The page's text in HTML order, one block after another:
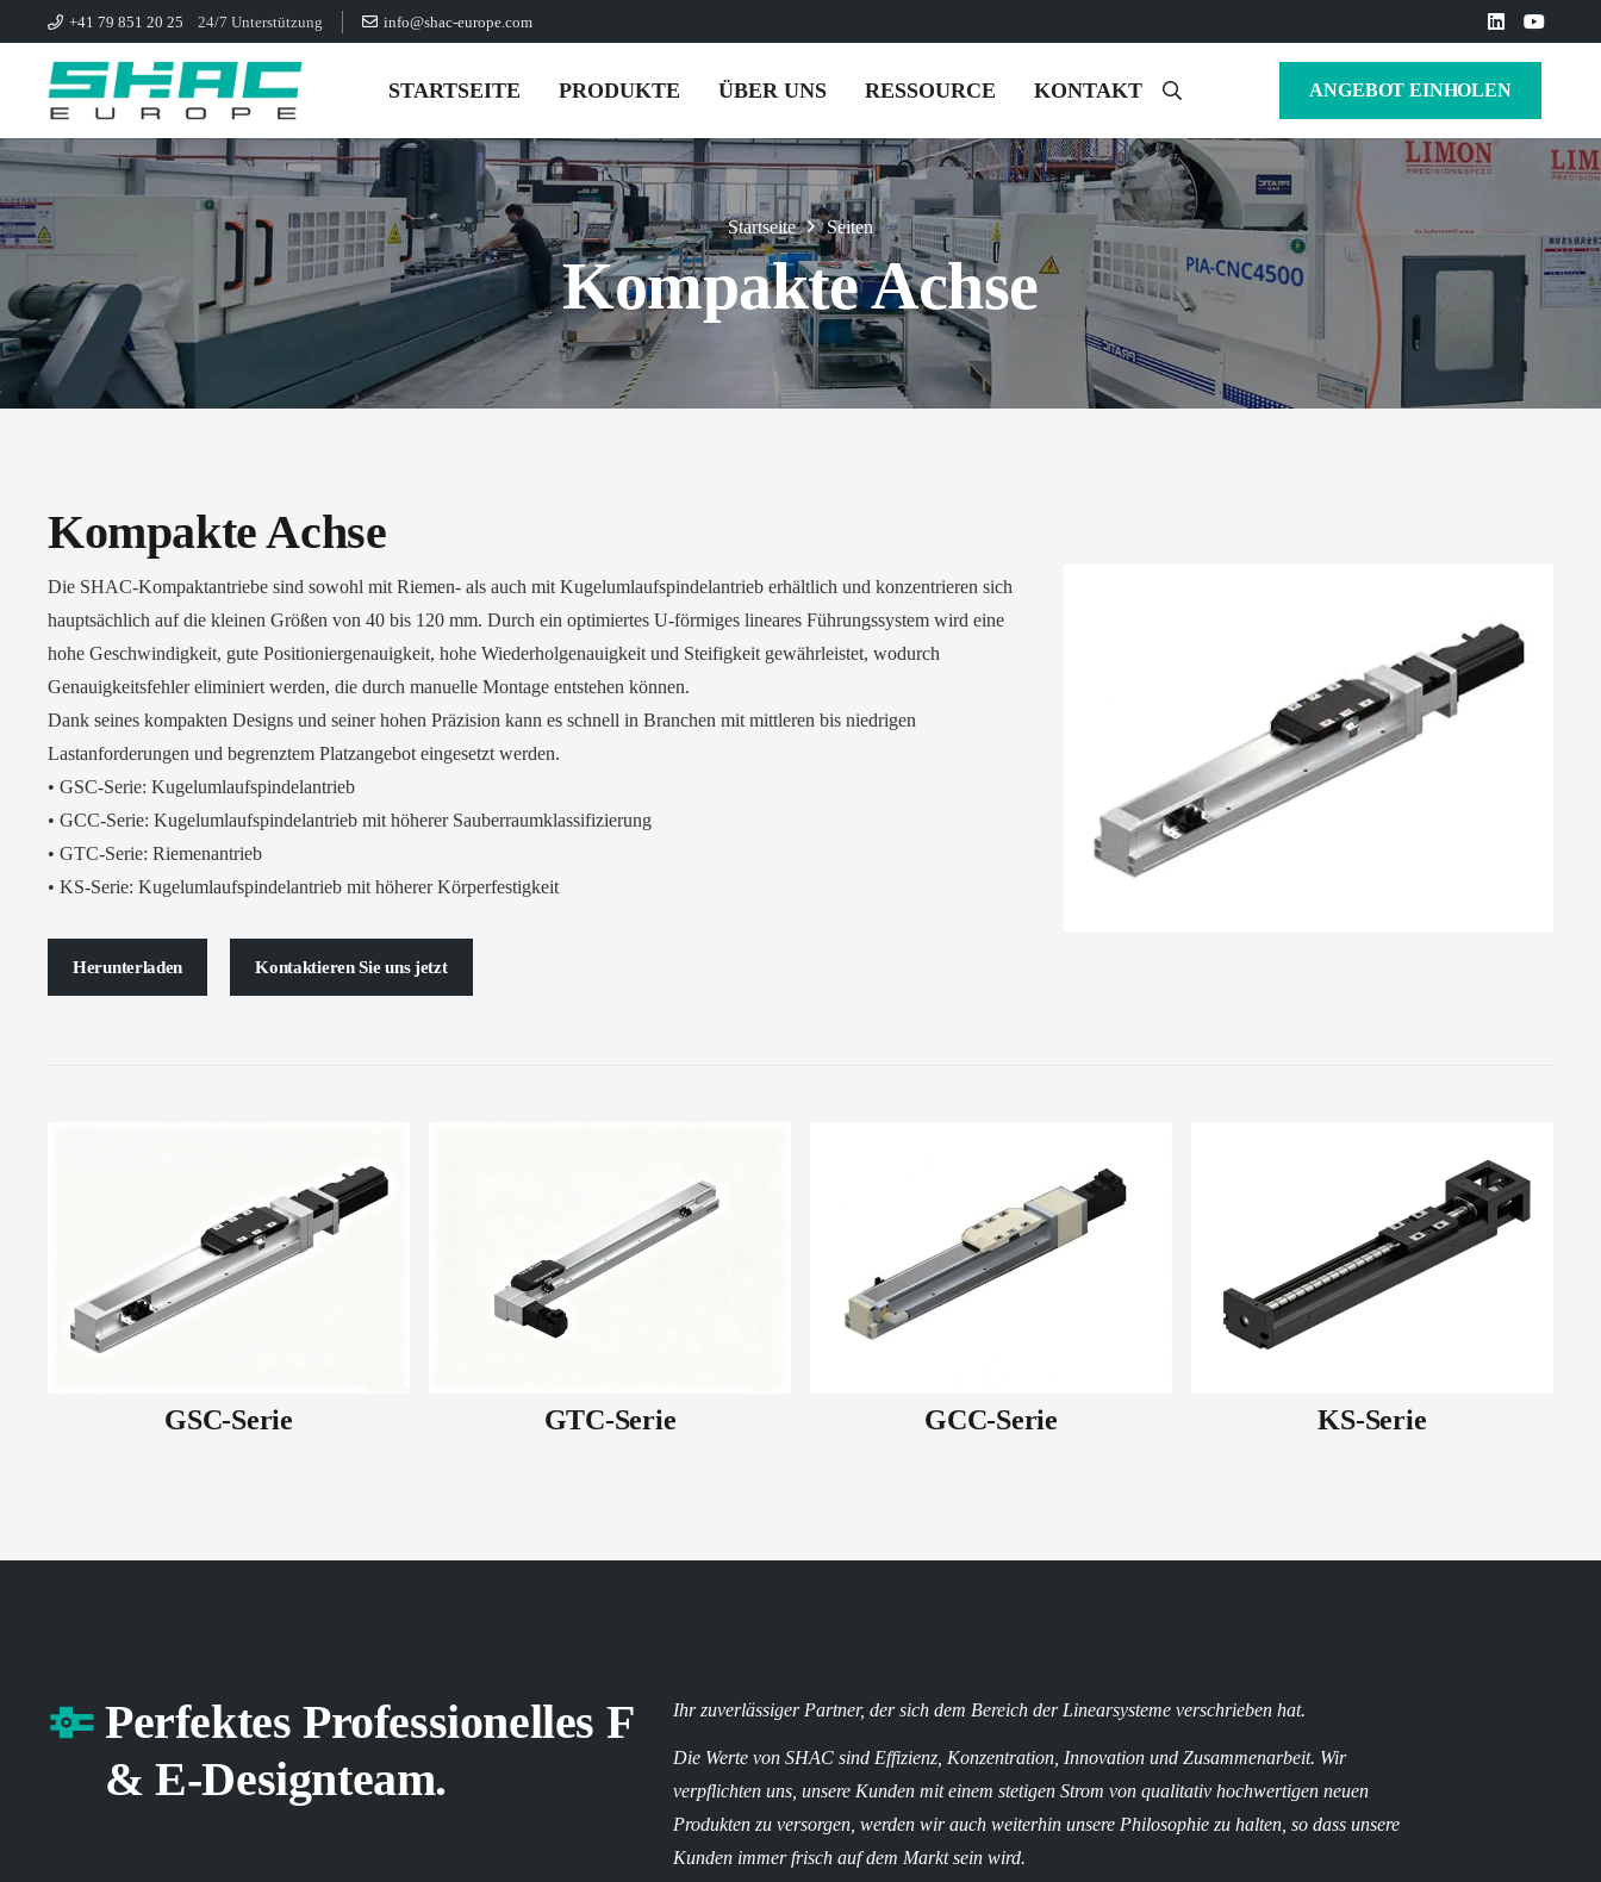
+41 79 851 20 25 24/7 Unterstützung info@shac-europe.com
STARTSEITE PRODUKTE ÜBER UNS RESSOURCE KONTAKT ANGEBOT EINHOLEN
Startseite Seiten
Kompakte Achse
Kompakte Achse
Die SHAC-Kompaktantriebe sind sowohl mit Riemen- als auch mit Kugelumlaufspindelantrieb erhältlich und konzentrieren sich
hauptsächlich auf die kleinen Größen von 40 bis 120 mm. Durch ein optimiertes U-förmiges lineares Führungssystem wird eine
hohe Geschwindigkeit, gute Positioniergenauigkeit, hohe Wiederholgenauigkeit und Steifigkeit gewährleistet, wodurch
Genauigkeitsfehler eliminiert werden, die durch manuelle Montage entstehen können.
Dank seines kompakten Designs und seiner hohen Präzision kann es schnell in Branchen mit mittleren bis niedrigen
Lastanforderungen und begrenztem Platzangebot eingesetzt werden.
• GSC-Serie: Kugelumlaufspindelantrieb
• GCC-Serie: Kugelumlaufspindelantrieb mit höherer Sauberraumklassifizierung
• GTC-Serie: Riemenantrieb
• KS-Serie: Kugelumlaufspindelantrieb mit höherer Körperfestigkeit
Herunterladen Kontaktieren Sie uns jetzt
GSC-Serie GTC-Serie GCC-Serie KS-Serie
Perfektes Professionelles F
& E-Designteam.
Ihr zuverlässiger Partner, der sich dem Bereich der Linearsysteme verschrieben hat.
Die Werte von SHAC sind Effizienz, Konzentration, Innovation und Zusammenarbeit. Wir
verpflichten uns, unsere Kunden mit einem stetigen Strom von qualitativ hochwertigen neuen
Produkten zu versorgen, werden wir auch weiterhin unsere Philosophie zu halten, so dass unsere
Kunden immer frisch auf dem Markt sein wird.